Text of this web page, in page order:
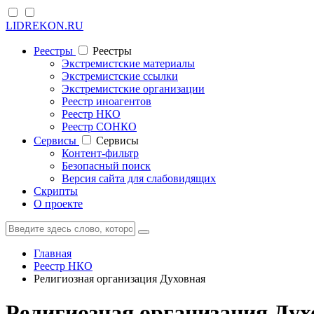
LIDREKON.RU
Реестры
Реестры
Экстремистские материалы
Экстремистские ссылки
Экстремистские организации
Реестр иноагентов
Реестр НКО
Реестр СОНКО
Cервисы
Cервисы
Контент-фильтр
Безопасный поиск
Версия сайта для слабовидящих
Скрипты
О проекте
Главная
Реестр НКО
Религиозная организация Духовная